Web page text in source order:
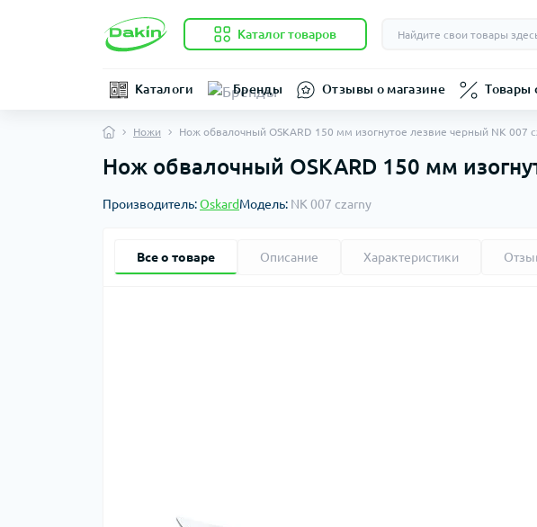
Каталог товаров
Каталоги Бренды Отзывы о магазине Товары
Ножи Нож обвалочный OSKARD 150 мм изогнутое лезвие черный NK 007
Нож обвалочный OSKARD 150 мм
Производитель:OskardМодель: NK 007 czarny
Все о товаре Описание Характеристики